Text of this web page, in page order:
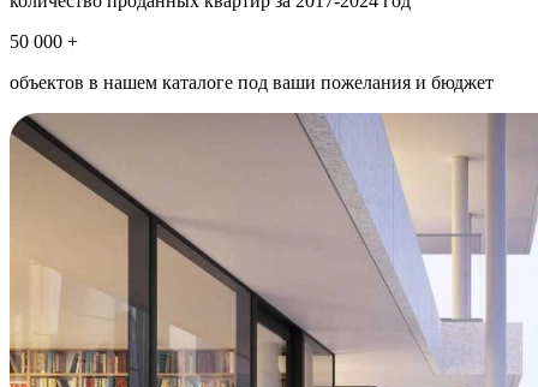
50 000 +
объектов в нашем каталоге под ваши пожелания и бюджет